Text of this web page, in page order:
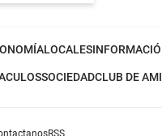
LOCALES
SOCIEDADCLUB DE
RSS